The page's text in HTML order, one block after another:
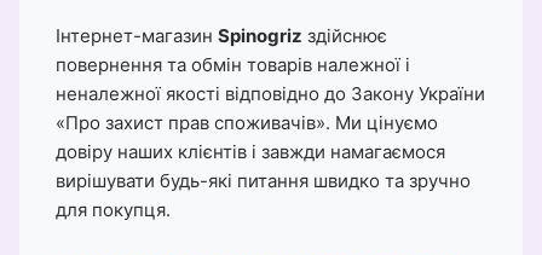
Інтернет-магазин Spinogriz здійснює
повернення та обмін товарів належної і
неналежної якості відповідно до Закону України
«Про захист прав споживачів». Ми цінуємо
довіру наших клієнтів і завжди намагаємося
вирішувати будь-які питання швидко та зручно
для покупця.